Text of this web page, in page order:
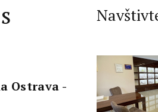
Ostrava -